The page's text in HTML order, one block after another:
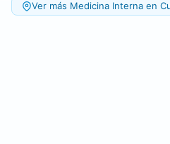
Ver más Medicina Interna en